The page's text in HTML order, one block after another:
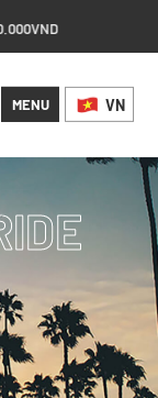
MENU
VN
Thêm